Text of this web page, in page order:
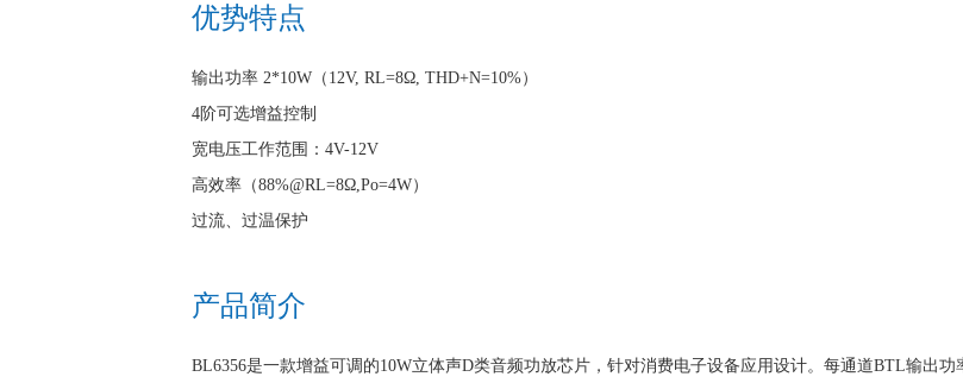
优势特点
输出功率 2*10W（12V, RL=8Ω, THD+N=10%）
4阶可选增益控制
宽电压工作范围：4V-12V
高效率（88%@RL=8Ω,Po=4W）
过流、过温保护
产品简介
BL6356是一款增益可调的10W立体声D类音频功放芯片，针对消费电子设备应用设计。每通道BTL输出